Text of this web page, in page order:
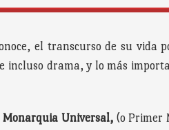
el transcurso de su
incluso drama, y lo más
Monarquia Universal, (o Primer